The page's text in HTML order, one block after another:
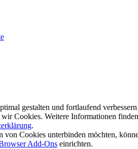
gestalten und fortlaufend
Cookies. Weitere Informationen
.
von Cookies unterbinden möchten,
Add-Ons einrichten.